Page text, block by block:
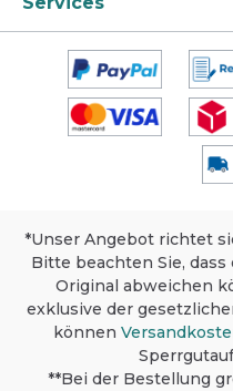
*Unser Angebot richtet
Bitte beachten Sie,
Original abweichen
exklusive der
können
**Bei der Bestellung